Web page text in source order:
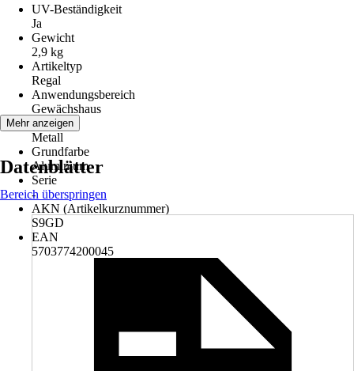
UV-Beständigkeit
Ja
Gewicht
2,9 kg
Artikeltyp
Regal
Anwendungsbereich
Gewächshaus
Material
Metall
Grundfarbe
Aluminium
Serie
-
AKN (Artikelkurznummer)
S9GD
EAN
5703774200045
Mehr anzeigen
Datenblätter
Bereich überspringen